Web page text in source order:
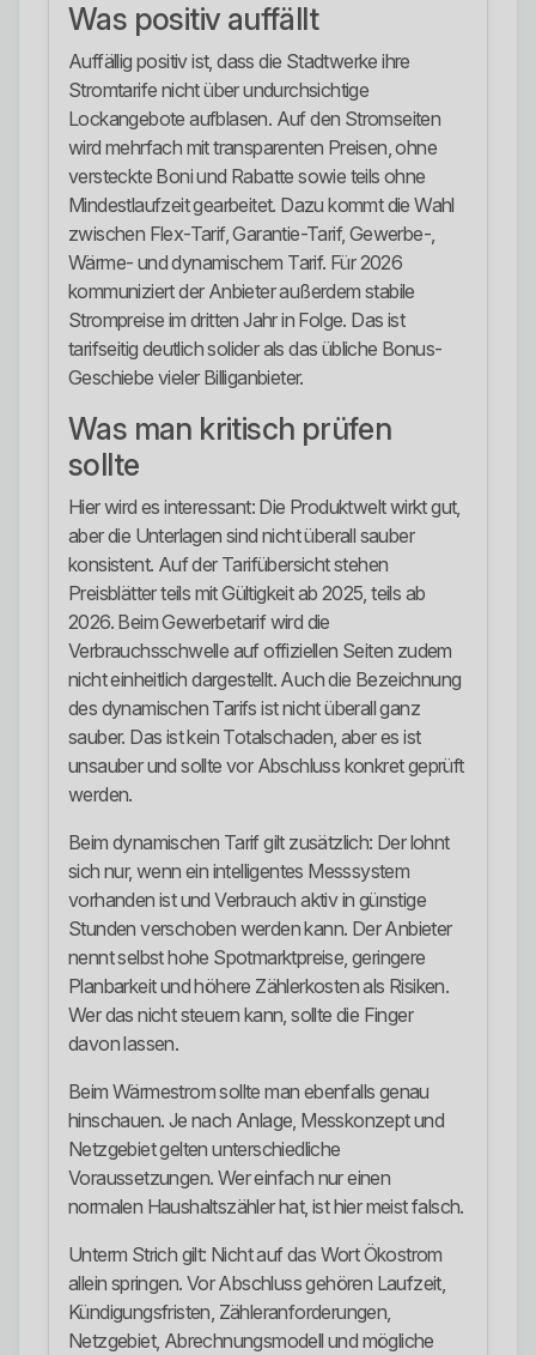
Was positiv auffällt
Auffällig positiv ist, dass die Stadtwerke ihre
Stromtarife nicht über undurchsichtige
Lockangebote aufblasen. Auf den Stromseiten
wird mehrfach mit transparenten Preisen, ohne
versteckte Boni und Rabatte sowie teils ohne
Mindestlaufzeit gearbeitet. Dazu kommt die Wahl
zwischen Flex-Tarif, Garantie-Tarif, Gewerbe-,
Wärme- und dynamischem Tarif. Für 2026
kommuniziert der Anbieter außerdem stabile
Strompreise im dritten Jahr in Folge. Das ist
tarifseitig deutlich solider als das übliche Bonus-
Geschiebe vieler Billiganbieter.
Was man kritisch prüfen
sollte
Hier wird es interessant: Die Produktwelt wirkt gut,
aber die Unterlagen sind nicht überall sauber
konsistent. Auf der Tarifübersicht stehen
Preisblätter teils mit Gültigkeit ab 2025, teils ab
2026. Beim Gewerbetarif wird die
Verbrauchsschwelle auf offiziellen Seiten zudem
nicht einheitlich dargestellt. Auch die Bezeichnung
des dynamischen Tarifs ist nicht überall ganz
sauber. Das ist kein Totalschaden, aber es ist
unsauber und sollte vor Abschluss konkret geprüft
werden.
Beim dynamischen Tarif gilt zusätzlich: Der lohnt
sich nur, wenn ein intelligentes Messsystem
vorhanden ist und Verbrauch aktiv in günstige
Stunden verschoben werden kann. Der Anbieter
nennt selbst hohe Spotmarktpreise, geringere
Planbarkeit und höhere Zählerkosten als Risiken.
Wer das nicht steuern kann, sollte die Finger
davon lassen.
Beim Wärmestrom sollte man ebenfalls genau
hinschauen. Je nach Anlage, Messkonzept und
Netzgebiet gelten unterschiedliche
Voraussetzungen. Wer einfach nur einen
normalen Haushaltszähler hat, ist hier meist falsch.
Unterm Strich gilt: Nicht auf das Wort Ökostrom
allein springen. Vor Abschluss gehören Laufzeit,
Kündigungsfristen, Zähleranforderungen,
Netzgebiet, Abrechnungsmodell und mögliche